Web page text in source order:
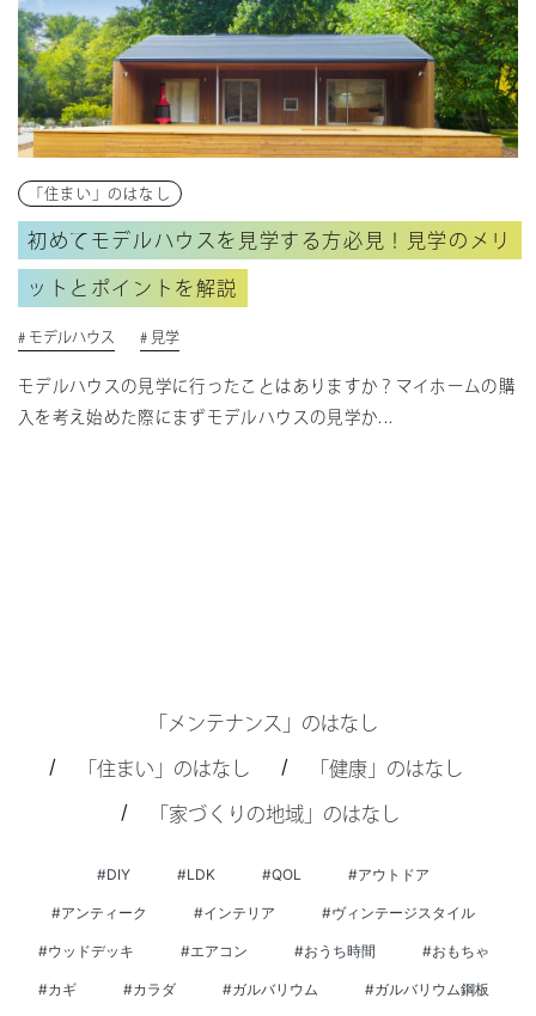
「住まい」のはなし
初めてモデルハウスを見学する方必見！見学のメリ
ットとポイントを解説
# モデルハウス # 見学
モデルハウスの見学に行ったことはありますか？マイホームの購
入を考え始めた際にまずモデルハウスの見学か...
「メンテナンス」のはなし
/ 「住まい」のはなし / 「健康」のはなし
/ 「家づくりの地域」のはなし
#DIY #LDK #QOL #アウトドア
#アンティーク #インテリア #ヴィンテージスタイル
#ウッドデッキ #エアコン #おうち時間 #おもちゃ
#カギ #カラダ #ガルバリウム #ガルバリウム鋼板